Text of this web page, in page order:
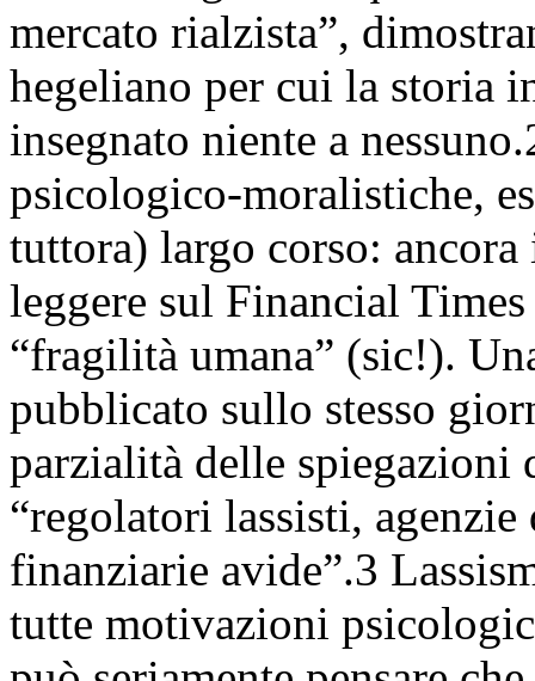
mercato rialzista”,
hegeliano per cui la storia
insegnato niente a
psicologico-moralistiche,
tuttora) largo corso:
leggere sul Financial
“fragilità umana” (sic!).
pubblicato sullo stesso
parzialità delle spiegazioni
“regolatori lassisti,
finanziarie avide”.3
tutte motivazioni